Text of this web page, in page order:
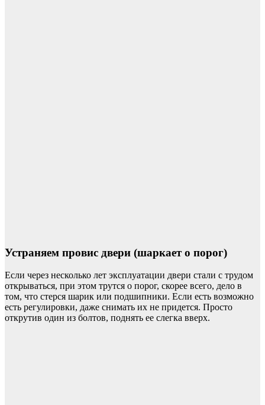
Устраняем провис двери (шаркает о порог)
Если через несколько лет эксплуатации двери стали с трудом
открываться, при этом трутся о порог, скорее всего, дело в
том, что стерся шарик или подшипники. Если есть возможно
есть регулировки, даже снимать их не придется. Просто
открутив один из болтов, поднять ее слегка вверх.